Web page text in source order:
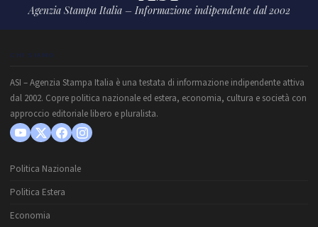
Agenzia Stampa Italia – Informazione indipendente dal 2002
CHI SIAMO
ASI – Agenzia Stampa Italia è una testata di informazione indipendente attiva
dal 2002. Copre politica nazionale ed estera, economia, cultura e società con
approccio editoriale libero e pluralista.
Politica Nazionale
Politica Estera
Economia